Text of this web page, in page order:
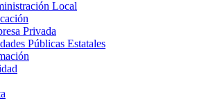
Local
Privada
Públicas Estatales